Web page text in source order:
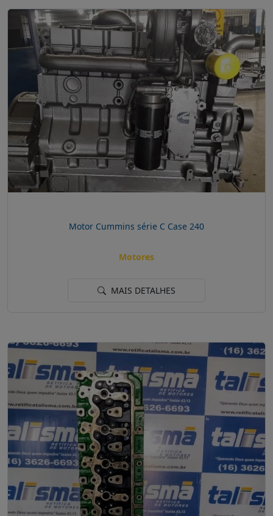
Motor Cummins série C Case 240
Motores
MAIS DETALHES